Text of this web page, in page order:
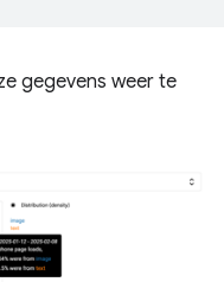
gegevens weer te